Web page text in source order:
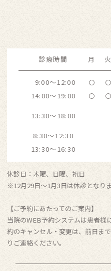
診療時間 月 火
9:00～12:00 〇 〇
14:00～19:00 〇 〇
13:30～18:00
8:30～12:30
13:30～16:30
休診日：木曜、日曜、祝日
※12月29日〜1月3日は休診となり
【ご予約にあたってのご案内】
当院のWEB予約システムは患者様
約のキャンセル・変更は、前日ま
りご連絡ください。